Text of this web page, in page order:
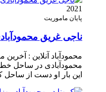
2021
پایان ماموریت
ناجی غریق
محمودآباد آنلاین :
محمودآبادی در ساحل
این بار او دست از ساحل